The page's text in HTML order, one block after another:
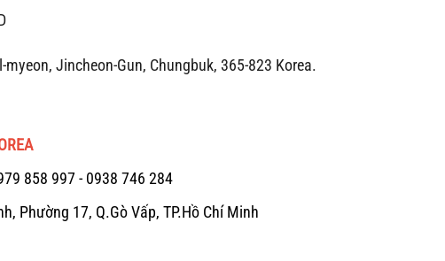
Jincheon-Gun, Chungbuk, 365-823 Korea.
858 997 - 0938 746 284
Phường 17, Q.Gò Vấp, TP.Hồ Chí Minh